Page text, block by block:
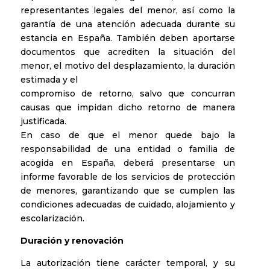
representantes legales del menor, así como la
garantía de una atención adecuada durante su
estancia en España. También deben aportarse
documentos que acrediten la situación del
menor, el motivo del desplazamiento, la duración
estimada y el
compromiso de retorno, salvo que concurran
causas que impidan dicho retorno de manera
justificada.
En caso de que el menor quede bajo la
responsabilidad de una entidad o familia de
acogida en España, deberá presentarse un
informe favorable de los servicios de protección
de menores, garantizando que se cumplen las
condiciones adecuadas de cuidado, alojamiento y
escolarización.
Duración y renovación
La autorización tiene carácter temporal, y su